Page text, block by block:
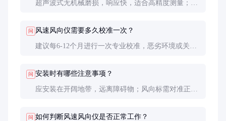
超声波式无机械磨损，响应快，适合高精度测量；机
问 风速风向仪需要多久校准一次？
建议每6-12个月进行一次专业校准，恶劣环境或关键
问 安装时有哪些注意事项？
应安装在开阔地带，远离障碍物；风向标需对准正
问 如何判断风速风向仪是否正常工作？